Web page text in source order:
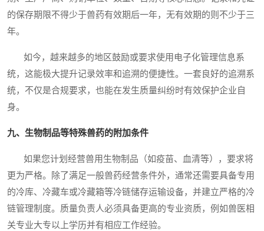
的保存期限不得少于兽药有效期后一年，无有效期的则不少于三
年。
如今，越来越多的地区鼓励或要求使用电子化管理信息系
统，这能极大提升记录效率和追溯的便捷性。一套良好的追溯系
统，不仅是合规要求，也能在发生质量纠纷时有效保护企业自
身。
九、生物制品等特殊兽药的附加条件
如果您计划经营兽用生物制品（如疫苗、血清等），要求将
更为严格。除了满足一般兽药经营条件外，通常还需要具备专用
的冷库、冷藏车或冷藏箱等冷链储存运输设备，并建立严格的冷
链管理制度。质量负责人必须具备更高的专业资质，例如兽医相
关专业大专以上学历并有相应工作经验。